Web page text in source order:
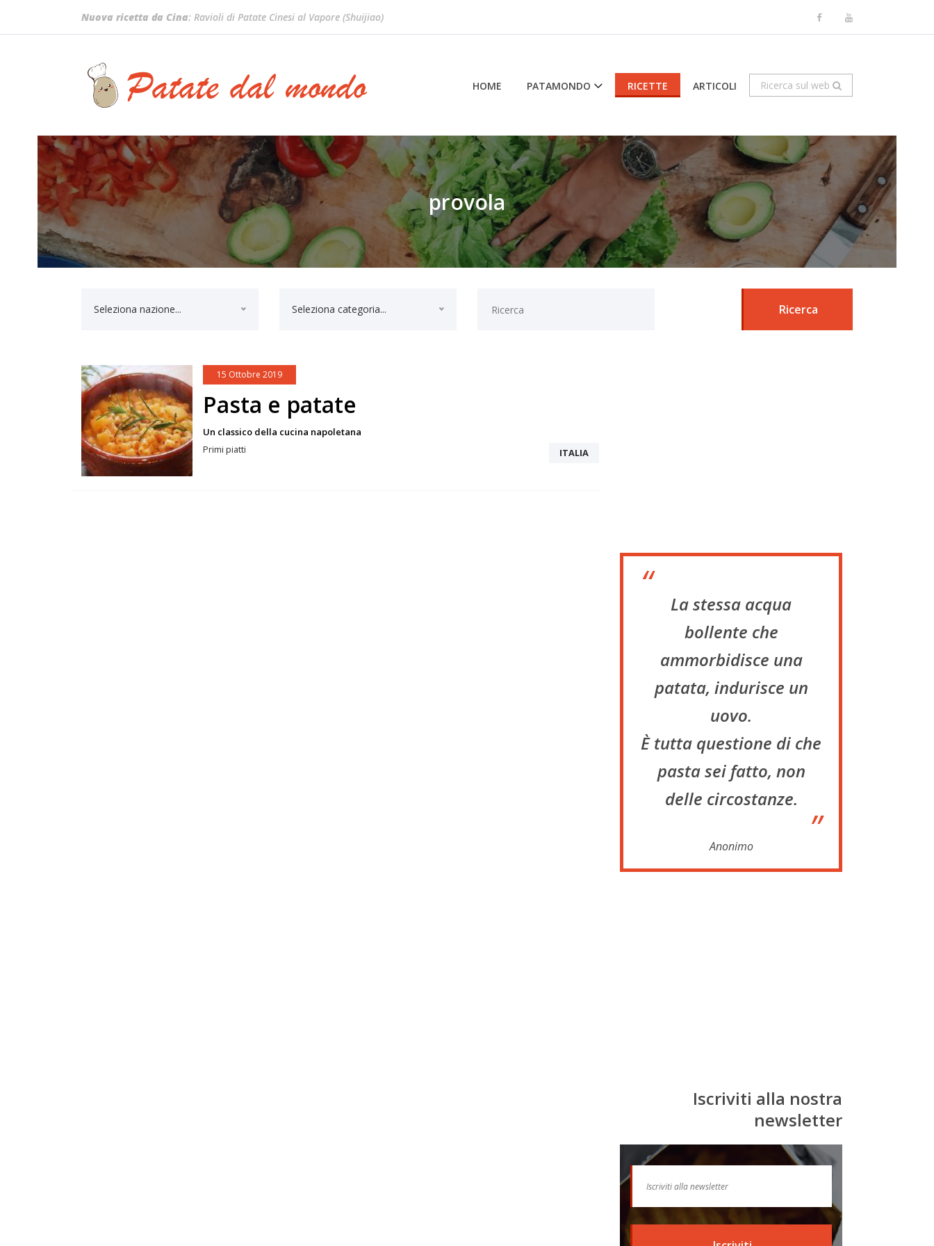
Nuova ricetta da Cina: Ravioli di Patate Cinesi al Vapore (Shuijiao)
HOME PATAMONDO RICETTE ARTICOLI Ricerca sul web
provola
Seleziona nazione... Seleziona categoria... Ricerca
15 Ottobre 2019
Pasta e patate
Un classico della cucina napoletana
Primi piatti
ITALIA
“
La stessa acqua
bollente che
ammorbidisce una
patata, indurisce un
uovo.
È tutta questione di che
pasta sei fatto, non
delle circostanze.
”
Anonimo
Iscriviti alla nostra
newsletter